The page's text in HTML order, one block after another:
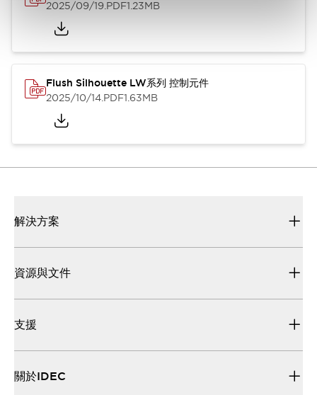
2025/09/19.PDF1.23MB
Flush Silhouette LW系列 控制元件
2025/10/14.PDF1.63MB
解決方案
資源與文件
支援
關於IDEC